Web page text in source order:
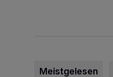
Meistgelesen